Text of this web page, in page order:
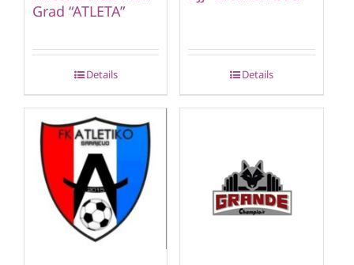
Grad “ATLETA”
Details Details